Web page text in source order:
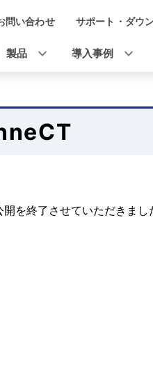
問い合わせ サポート・ダウ
製品 導入事例
を終了させていただきまし